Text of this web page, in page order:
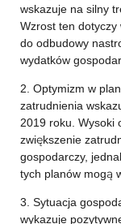
wskazuje na silny
Wzrost ten
do odbudowy
wydatków
2. Optymizm w
zatrudnienia
2019 roku. Wysoki
zwiększenie
gospodarczy,
tych planów mogą
3. Sytuacja
wykazuje